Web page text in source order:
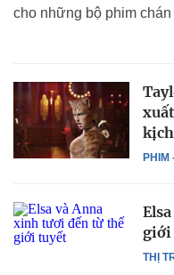
cho những bộ phim chán
PHIM
THỊ
giới